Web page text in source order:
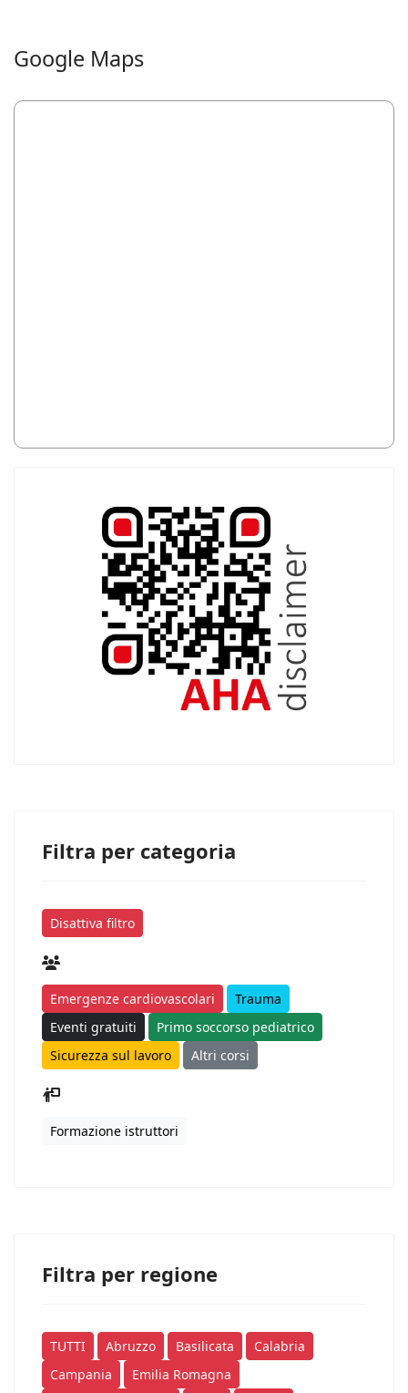
Google Maps
Filtra per categoria
Disattiva filtro
Emergenze cardiovascolari
Trauma
Eventi gratuiti
Primo soccorso pediatrico
Sicurezza sul lavoro
Altri corsi
Formazione istruttori
Filtra per regione
TUTTI Abruzzo Basilicata
Calabria
Campania
Emilia Romagna